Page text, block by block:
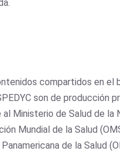
compartidos en el
son de producción
Ministerio de Salud de la
Mundial de la Salud
de la Salud